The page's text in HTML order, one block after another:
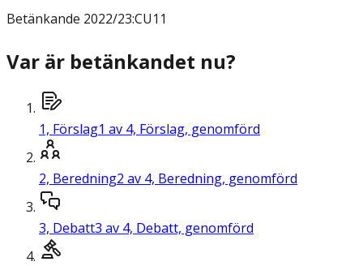
Betänkande 2022/23:CU11
Var är betänkandet nu?
1, Förslag1 av 4, Förslag, genomförd
2, Beredning2 av 4, Beredning, genomförd
3, Debatt3 av 4, Debatt, genomförd